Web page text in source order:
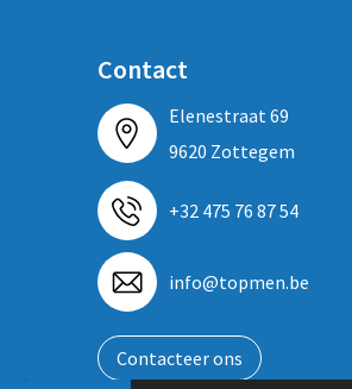
Contact
Elenestraat 69
9620 Zottegem
+32 475 76 87 54
info@topmen.be
Contacteer ons